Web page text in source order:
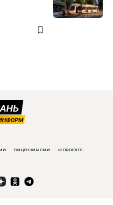
ЛИЦЕНЗИЯ СМИ О ПРОЕКТЕ